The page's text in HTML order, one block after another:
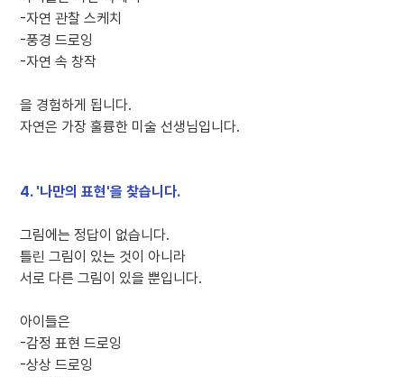
-자연 관찰 스케치
-풍경 드로잉
-자연 속 창작
을 경험하게 됩니다.
자연은 가장 훌륭한 미술 선생님입니다.
4. '나만의 표현'을 찾습니다.
그림에는 정답이 없습니다.
틀린 그림이 있는 것이 아니라
서로 다른 그림이 있을 뿐입니다.
아이들은
-감정 표현 드로잉
-상상 드로잉